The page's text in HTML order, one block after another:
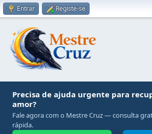
Entrar Registe-se
Precisa de ajuda urgente para
amor?
Fale agora com o Mestre Cruz — consulta
rápida.